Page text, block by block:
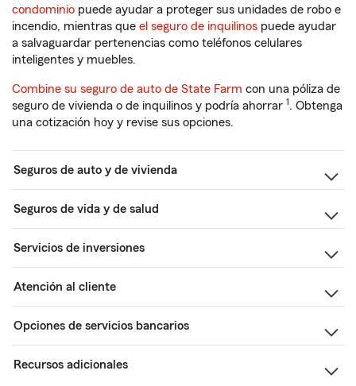
condominio puede ayudar a proteger sus unidades de robo e
incendio, mientras que el seguro de inquilinos puede ayudar
a salvaguardar pertenencias como teléfonos celulares
inteligentes y muebles.
Combine su seguro de auto de State Farm con una póliza de
seguro de vivienda o de inquilinos y podría ahorrar 1. Obtenga
una cotización hoy y revise sus opciones.
Seguros de auto y de vivienda
Seguros de vida y de salud
Servicios de inversiones
Atención al cliente
Opciones de servicios bancarios
Recursos adicionales